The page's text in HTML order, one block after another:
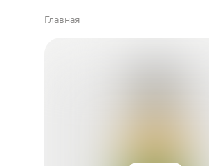
Главная